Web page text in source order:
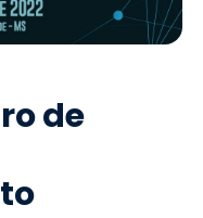
de